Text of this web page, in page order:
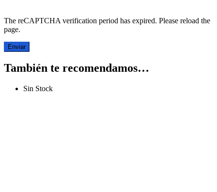
The reCAPTCHA verification period has expired. Please reload the
page.
También te recomendamos…
Sin Stock